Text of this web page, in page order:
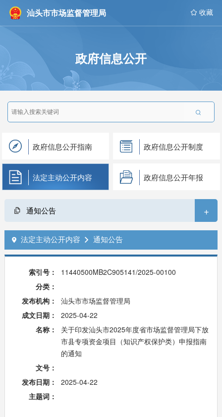
汕头市市场监督管理局  收藏
政府信息公开

政府信息公开指南 政府信息公开制度
法定主动公开内容 政府信息公开年报
通知公告 +
 法定主动公开内容  通知公告
索引号：
11440500MB2C905141/2025-00100
分类：
发布机构：
汕头市市场监督管理局
成文日期：
2025-04-22
名称：
关于印发汕头市2025年度省市场监督管理局下放
市县专项资金项目（知识产权保护类）申报指南
的通知
文号：
发布日期：
2025-04-22
主题词：